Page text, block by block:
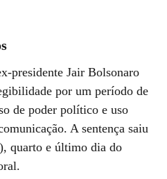
presidente Jair Bolsonaro
por um período de
de poder político e uso
A sentença saiu
quarto e último dia do